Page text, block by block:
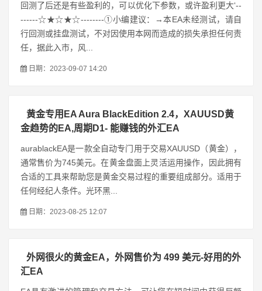
回测了后还是有些盈利的，可以优化下参数，或许盈利更大‘--
------☆★☆★☆--------①小编建议：→本EA未经测试，请自
行回测或挂盘测试，不对因使用本网而造成的损失承担任何责
任，据此入市，风...
日期：2023-09-07 14:20
黄金专用EA Aura BlackEdition 2.4，XAUUSD黄
金趋势的EA,周期D1- 能赚钱的外汇EA
aurablackEA是一款全自动专门用于交易XAUUSD（黄金），
通常售价为745美元。在黄金盘面上灵活运用操作，因此拥有
合适的工具来帮助您是黄金交易过程的重要组成部分。适用于
任何经纪人条件。光环黑...
日期：2023-08-25 12:07
外网很火的黄金EA，外网售价为 499 美元-好用的外
汇EA